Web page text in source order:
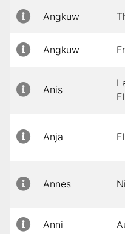
Angkuw
Angkuw
Anis
Anja
Annes
Anni